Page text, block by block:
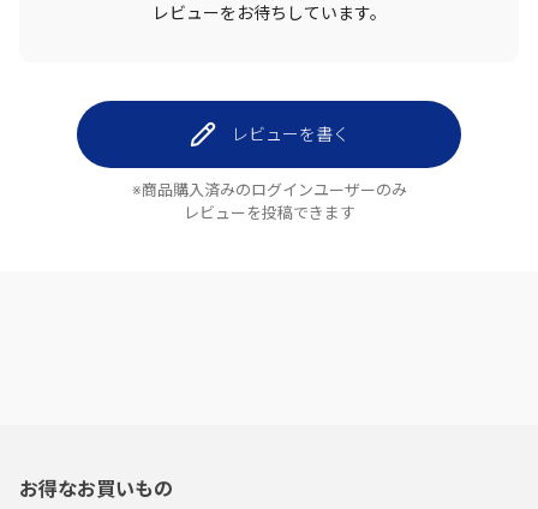
レビューをお待ちしています。
レビューを書く
※商品購入済みのログインユーザーのみ
レビューを投稿できます
お得なお買いもの